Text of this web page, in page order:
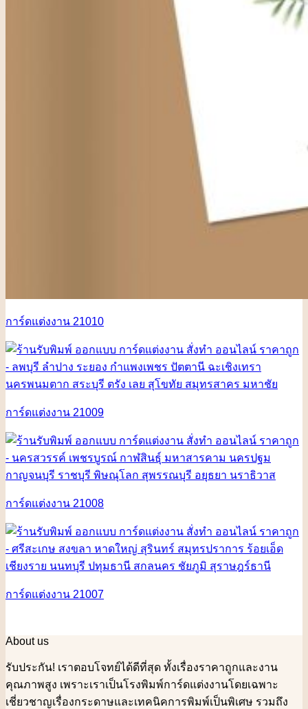
การ์ดแต่งงาน 21010
การ์ดแต่งงาน 21009
การ์ดแต่งงาน 21008
การ์ดแต่งงาน 21007
About us
รับประกัน! เราตอบโจทย์ได้ดีที่สุด ทั้งเรื่องราคาถูกและงาน
คุณภาพสูง เพราะเราเป็นโรงพิมพ์การ์ดแต่งงานโดยเฉพาะ
เชี่ยวชาญเรื่องกระดาษและเทคนิคการพิมพ์เป็นพิเศษ รวมถึง